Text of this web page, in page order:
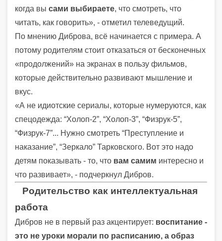
когда вы сами выбираете, что смотреть, что
читать, как говорить», - отметил телеведущий.
По мнению Диброва, всё начинается с примера. А
потому родителям стоит отказаться от бесконечных
«продолжений» на экранах в пользу фильмов,
которые действительно развивают мышление и
вкус.
«А не идиотские сериалы, которые нумеруются, как
спецодежда: “Холоп-2”, “Холоп-3”, “Физрук-5”,
“Физрук-7”... Нужно смотреть “Преступление и
наказание”, “Зеркало” Тарковского. Вот это надо
детям показывать - то, что вам самим интересно и
что развивает», - подчеркнул Дибров.
Родительство как интеллектуальная
работа
Дибров не в первый раз акцентирует: воспитание -
это не уроки морали по расписанию, а образ